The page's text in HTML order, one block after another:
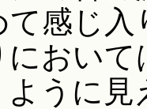
て感じ
におい
ように